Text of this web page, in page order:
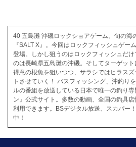
40 五島灘 沖磯ロックショアゲーム。旬の海
『SALT X』。今回はロックフィッシュゲー
登場。しかし狙うのはロックフィッシュだ
のは長崎県五島灘の沖磯。そしてターゲット
得意の根魚を狙いつつ、サラシではヒラス
トさせていく！ バスフィッシング、沖釣り
ルの番組を放送している日本で唯一の釣り
ン』公式サイト。多数の動画、全国の釣具
利用できます。BSデジタル放送、スカパー
中！